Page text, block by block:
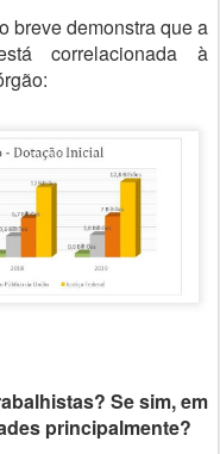
breve demonstra que a
correlacionada à
Se sim, em
principalmente?